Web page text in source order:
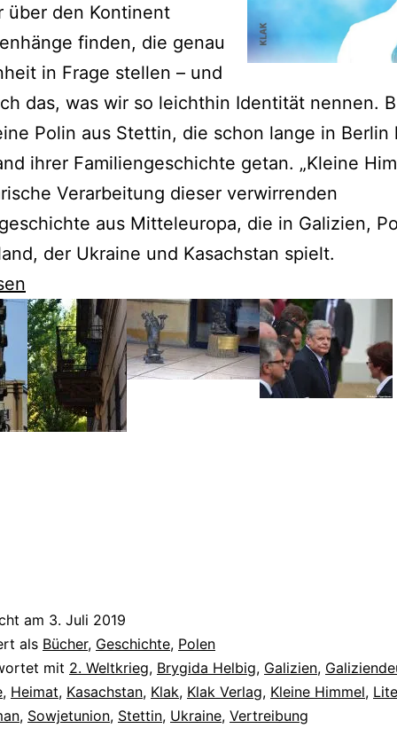
über den Kontinent
finden, die genau
in Frage stellen – und
das, was wir so leichthin Identität nennen.
Polin aus Stettin, die schon lange in Berlin
ihrer Familiengeschichte getan. „Kleine
Verarbeitung dieser verwirrenden
aus Mitteleuropa, die in Galizien,
der Ukraine und Kasachstan spielt.
am 3. Juli 2019
als Bücher, Geschichte, Polen
mit 2. Weltkrieg, Brygida Helbig, Galizien,
, Heimat, Kasachstan, Klak, Klak Verlag, Kleine Himmel,
, Sowjetunion, Stettin, Ukraine, Vertreibung